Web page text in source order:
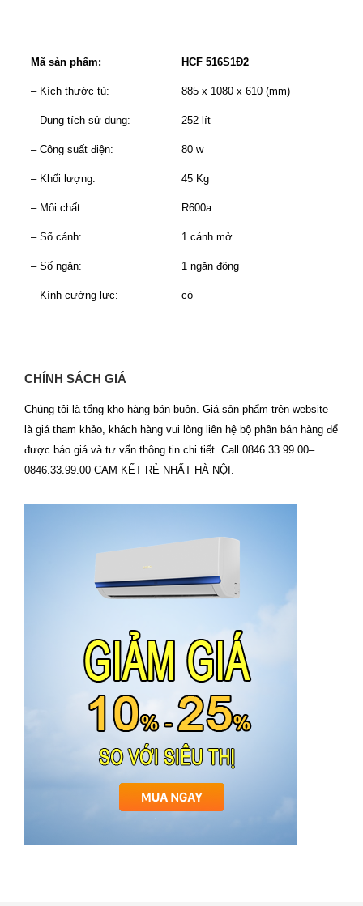
Mã sản phẩm: HCF 516S1Đ2
– Kích thước tủ: 885 x 1080 x 610 (mm)
– Dung tích sử dụng: 252 lít
– Công suất điện: 80 w
– Khối lượng: 45 Kg
– Môi chất: R600a
– Số cánh: 1 cánh mở
– Số ngăn: 1 ngăn đông
– Kính cường lực: có
CHÍNH SÁCH GIÁ
Chúng tôi là tổng kho hàng bán buôn. Giá sản phẩm trên website
là giá tham khảo, khách hàng vui lòng liên hệ bộ phân bán hàng để
được báo giá và tư vấn thông tin chi tiết. Call 0846.33.99.00–
0846.33.99.00 CAM KẾT RẺ NHẤT HÀ NỘI.